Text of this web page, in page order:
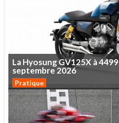
LaHyosungGV125X à4499
septembre2026
Pratique